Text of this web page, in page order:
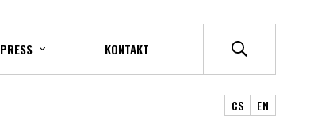
PRESS KONTAKT
CS EN